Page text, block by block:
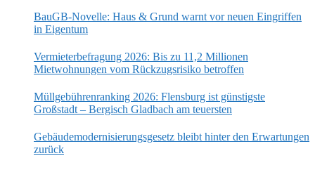
BauGB-Novelle: Haus & Grund warnt vor neuen Eingriffen
in Eigentum
Vermieterbefragung 2026: Bis zu 11,2 Millionen
Mietwohnungen vom Rückzugsrisiko betroffen
Müllgebührenranking 2026: Flensburg ist günstigste
Großstadt – Bergisch Gladbach am teuersten
Gebäudemodernisierungsgesetz bleibt hinter den Erwartungen
zurück